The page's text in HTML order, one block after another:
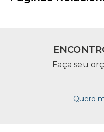
Faça seu
Quero